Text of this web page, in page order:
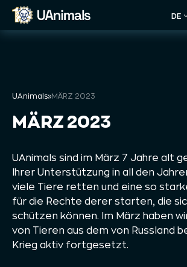
Skip
DE
UAnimals»MÄRZ 2023
MÄRZ 2023
UAnimals sind im März 7 Jahre alt
Ihrer Unterstützung in all den
viele Tiere retten und eine so
für die Rechte derer starten, die
schützen können. Im März haben
von Tieren aus dem von Russland
Krieg aktiv fortgesetzt.